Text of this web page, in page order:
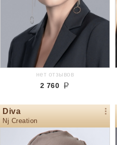
нет отзывов
2 760
Diva
Nj Creation